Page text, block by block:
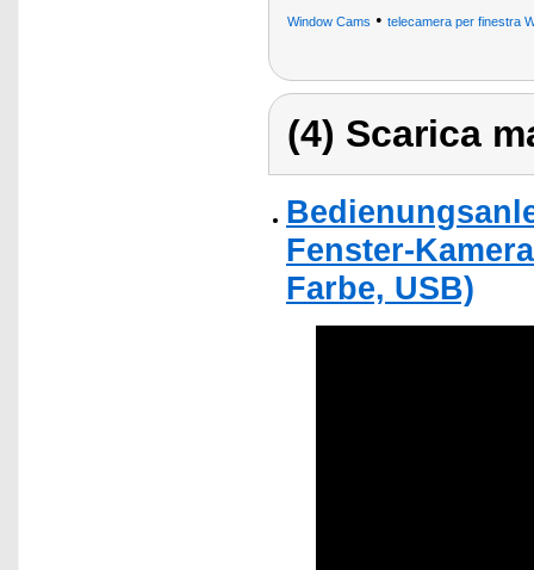
Window Cams • telecamera per finestra
(4) Scarica
Fenster-
Farbe, USB)